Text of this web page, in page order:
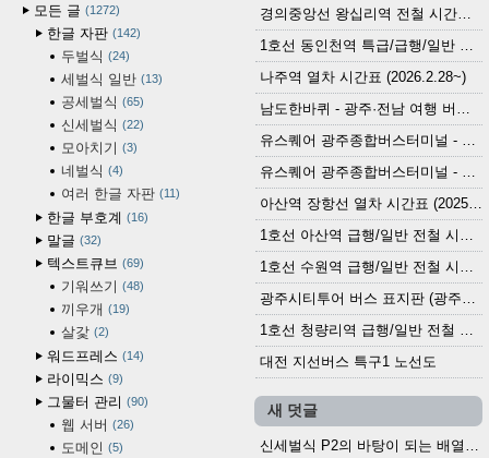
모든 글
1272
한글 자판 142
두벌식 24
세벌식 일반 13
공세벌식 65
신세벌식 22
모아치기 3
네벌식 4
여러 한글 자판 11
한글 부호계 16
말글 32
텍스트큐브 69
기워쓰기 48
끼우개 19
살갗 2
워드프레스 14
라이믹스 9
그물터 관리 90
웹 서버 26
도메인 5
경의중앙선 왕십리역 전철 시간표 (2026.4.20~)
1호선 동인천역 특급/급행/일반 전철 시간표 (2026.2.28~)
나주역 열차 시간표 (2026.2.28~)
남도한바퀴 - 광주·전남 여행 버스 노선 (2026.3.1~5.31)
유스퀘어 광주종합버스터미널 - 곡성,순천／화순,보성,율포 방면 시외버스 시간표 (2026.1.31)
유스퀘어 광주종합버스터미널 - 담양, 순창, 남원, 무주, 장수, 거창, 대구 방면 시외버스 시간표 (2026...
아산역 장항선 열차 시간표 (2025.12.30 기준) (무궁화호, ITX-마음, 새마을호, 서해금빛열차)
1호선 아산역 급행/일반 전철 시간표 (2025.12.30~)
1호선 수원역 급행/일반 전철 시간표 (2025.12.30~)
광주시티투어 버스 표지판 (광주역 정류장) (2024?)
1호선 청량리역 급행/일반 전철 시간표 · 노선도 (2025.12.30~)
대전 지선버스 특구1 노선도
새 덧글
신세벌식 P2의 바탕이 되는 배열이나 주요 기능...